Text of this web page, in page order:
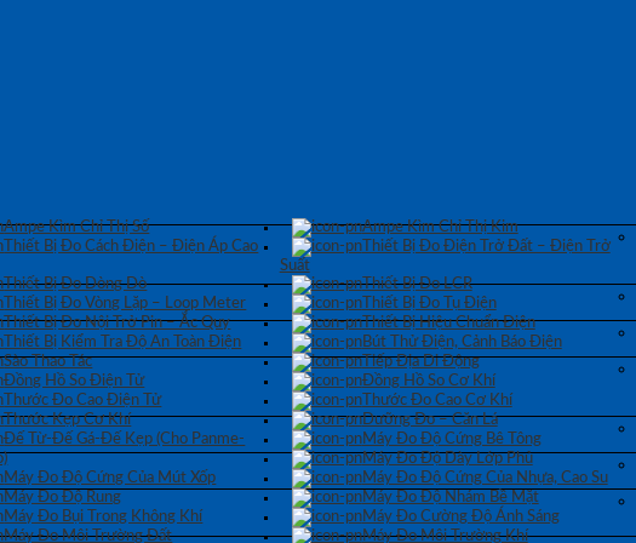
Ampe Kìm Chỉ Thị Số
Ampe Kìm Chỉ Thị Kim
Thiết Bị Đo Cách Điện – Điện Áp Cao
Thiết Bị Đo Điện Trở Đất – Điện Trở
Suất
Thiết Bị Đo Dòng Dò
Thiết Bị Đo LCR
Thiết Bị Đo Vòng Lặp – Loop Meter
Thiết Bị Đo Tụ Điện
Thiết Bị Đo Nội Trở Pin – Ắc Quy
Thiết Bị Hiệu Chuẩn Điện
Thiết Bị Kiểm Tra Độ An Toàn Điện
Bút Thử Điện, Cảnh Báo Điện
Sào Thao Tác
Tiếp Địa Di Động
Đồng Hồ So Điện Tử
Đồng Hồ So Cơ Khí
Thước Đo Cao Điện Tử
Thước Đo Cao Cơ Khí
Thước Kẹp Cơ Khí
Dưỡng Đo – Căn Lá
Đế Từ-Đế Gá-Đế Kẹp (Cho Panme-
Máy Đo Độ Cứng Bê Tông
Máy Đo Độ Dày Lớp Phủ
Máy Đo Độ Cứng Của Mút Xốp
Máy Đo Độ Cứng Của Nhựa, Cao Su
Máy Đo Độ Rung Máy Đo Độ Nhám Bề Mặt
Máy Đo Bụi Trong Không Khí
Máy Đo Cường Độ Ánh Sáng
Máy Đo Môi Trường Đất
Máy Đo Môi Trường Khí